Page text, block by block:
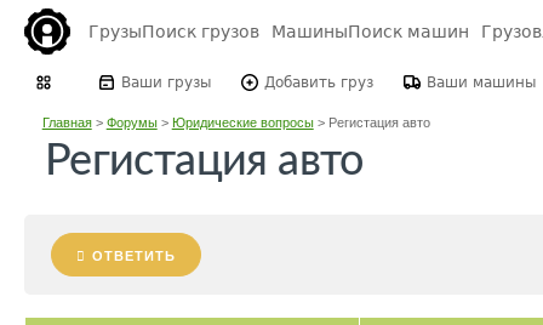
ГрузыПоиск грузов МашиныПоиск машин
Ваши грузы Добавить груз Ваши машины
Главная> Форумы> Юридические вопросы> Регистация авто
Регистация авто
ОТВЕТИТЬ